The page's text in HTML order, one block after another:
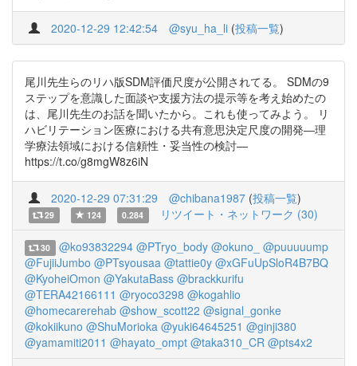
2020-12-29 12:42:54 @syu_ha_li (投稿一覧)
尾川先生らのリハ版SDM評価尺度が公開されてる。 SDMの9
ステップを意識した面談や支援方法の提示等を考え始めたの
は、尾川先生のお話を聞いたから。これも使ってみよう。 リ
ハビリテーション医療における共有意思決定尺度の開発―理
学療法領域における信頼性・妥当性の検討―
https://t.co/g8mgW8z6iN
2020-12-29 07:31:29 @chibana1987 (投稿一覧)
29 124 0.284 リツイート・ネットワーク (30)
30 @ko93832294 @PTryo_body @okuno_
@puuuuump
@FujiiJumbo @PTsyousaa @tattie0y @xGFuUpSloR4B7BQ
@KyoheiOmon @YakutaBass @brackkurifu
@TERA42166111 @ryoco3298 @kogahlio
@homecarerehab @show_scott22 @signal_gonke
@kokiikuno @ShuMorioka @yuki64645251 @ginji380
@yamamiti2011 @hayato_ompt @taka310_CR @pts4x2